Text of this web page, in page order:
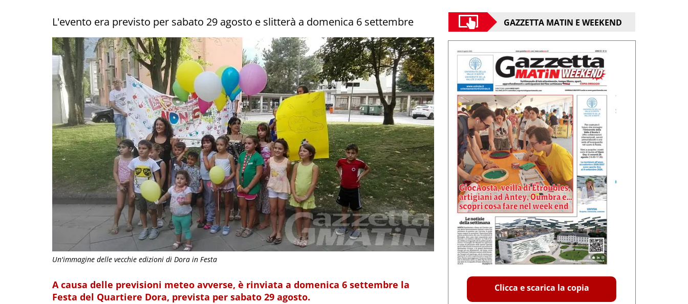
Un'immagine delle vecchie edizioni di Dora in Festa
L'evento era previsto per sabato 29 agosto e slitterà a domenica 6 settembre
A causa delle previsioni meteo avverse, è rinviata a domenica 6 settembre la
Festa del Quartiere Dora, prevista per sabato 29 agosto.
GAZZETTA MATIN E WEEKEND
Clicca e scarica la copia